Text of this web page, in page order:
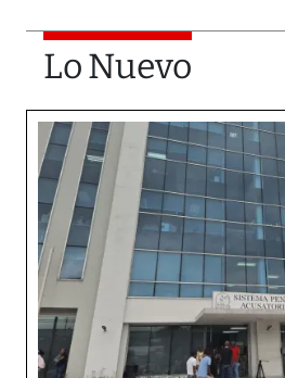
Lo Nuevo